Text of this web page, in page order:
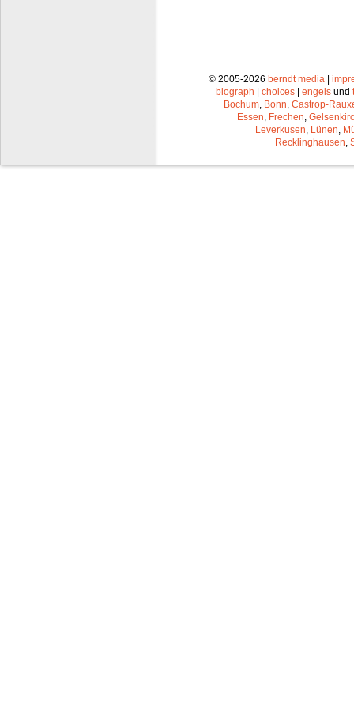
© 2005-2026 berndt media |
biograph | choices | engels und
Bochum Bonn Castrop-
Essen Frechen
Leverkusen Lünen
Recklinghausen